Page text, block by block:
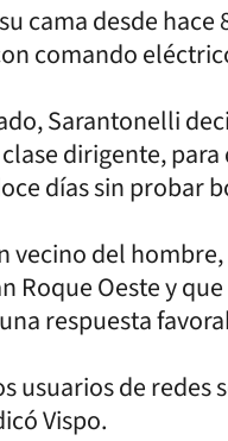
cama desde hace
comando
Sarantonelli
dirigente, para
días sin probar
vecino del
Oeste y
respuesta
de redes
Vispo.